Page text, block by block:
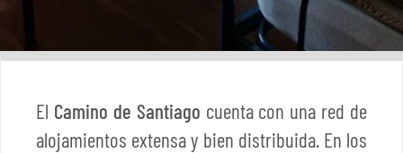
El Camino de Santiago cuenta con una red de
alojamientos extensa y bien distribuida. En los